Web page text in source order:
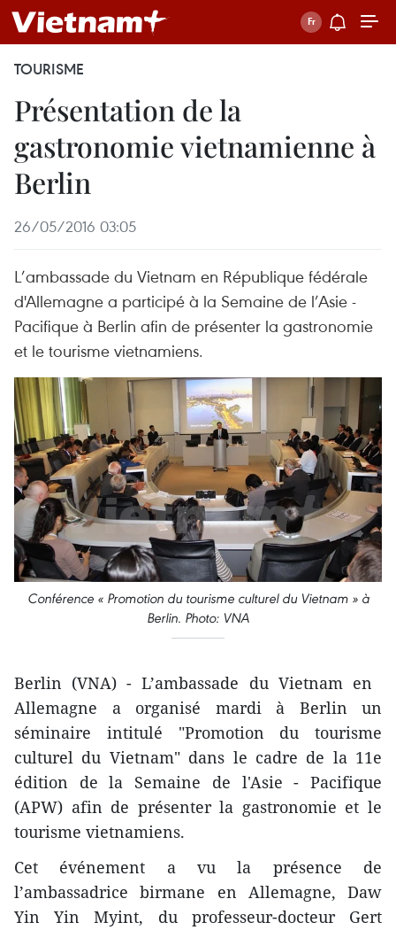
TOURISME
Présentation de la
gastronomie vietnamienne à
Berlin
26/05/2016 03:05
L’ambassade du Vietnam en République fédérale
d'Allemagne a participé à la Semaine de l’Asie -
Pacifique à Berlin afin de présenter la gastronomie
et le tourisme vietnamiens.
Conférence « Promotion du tourisme culturel du Vietnam » à
Berlin. Photo: VNA
Berlin (VNA) - L’ambassade du Vietnam en ​
Allemagne a organisé mardi à Berlin un
séminaire intitulé "Promotion du tourisme
culturel du Vietnam" ​dans le cadre de la 11e
édition de la Semaine de l'Asie - Pacifique
(APW) afin de présenter la gastronomie et le
tourisme vietnamiens.
Cet événement a ​vu la présence de
l’ambassadrice birmane en Allemagne, Daw
Yin Yin Myint​, du professeur-docteur Gert